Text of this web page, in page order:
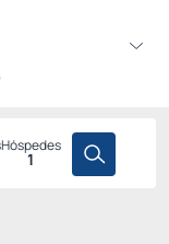
Hóspedes
1